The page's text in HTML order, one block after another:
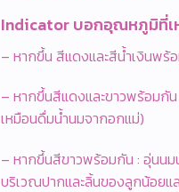
Indicator บอกอุณหภูมิที่เ
– หากขึ้น สีแดงและสีน้ำเงินพ
– หากขึ้นสีแดงและขาวพร้อมกั
เหมือนดื่มน้ำนมจากอกแม่)
– หากขึ้นสีขาวพร้อมกัน : อุ่นนม
บริเวณปากและลิ้นของลูกน้อยแ